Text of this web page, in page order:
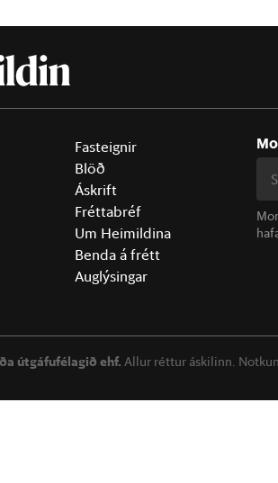
Fasteignir
Blöð
Áskrift
Fréttabréf
Um Heimildina
Benda á frétt
Auglýsingar
útgáfufélagið ehf. Allur réttur áskilinn.